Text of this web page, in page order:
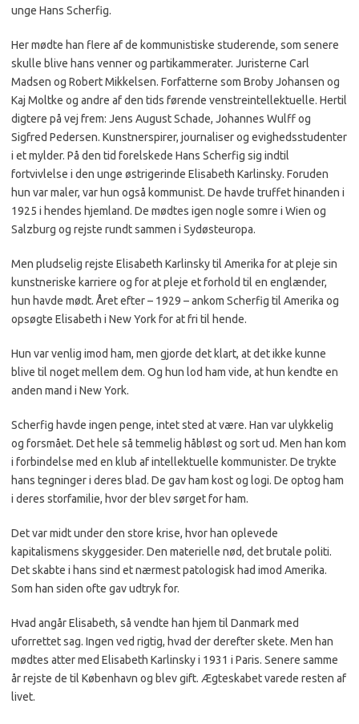
unge Hans Scherfig.
Her mødte han flere af de kommunistiske studerende, som senere
skulle blive hans venner og partikammerater. Juristerne Carl
Madsen og Robert Mikkelsen. Forfatterne som Broby Johansen og
Kaj Moltke og andre af den tids førende venstreintellektuelle. Hertil
digtere på vej frem: Jens August Schade, Johannes Wulff og
Sigfred Pedersen. Kunstnerspirer, journaliser og evighedsstudenter
i et mylder. På den tid forelskede Hans Scherfig sig indtil
fortvivlelse i den unge østrigerinde Elisabeth Karlinsky. Foruden
hun var maler, var hun også kommunist. De havde truffet hinanden i
1925 i hendes hjemland. De mødtes igen nogle somre i Wien og
Salzburg og rejste rundt sammen i Sydøsteuropa.
Men pludselig rejste Elisabeth Karlinsky til Amerika for at pleje sin
kunstneriske karriere og for at pleje et forhold til en englænder,
hun havde mødt. Året efter – 1929 – ankom Scherfig til Amerika og
opsøgte Elisabeth i New York for at fri til hende.
Hun var venlig imod ham, men gjorde det klart, at det ikke kunne
blive til noget mellem dem. Og hun lod ham vide, at hun kendte en
anden mand i New York.
Scherfig havde ingen penge, intet sted at være. Han var ulykkelig
og forsmået. Det hele så temmelig håbløst og sort ud. Men han kom
i forbindelse med en klub af intellektuelle kommunister. De trykte
hans tegninger i deres blad. De gav ham kost og logi. De optog ham
i deres storfamilie, hvor der blev sørget for ham.
Det var midt under den store krise, hvor han oplevede
kapitalismens skyggesider. Den materielle nød, det brutale politi.
Det skabte i hans sind et nærmest patologisk had imod Amerika.
Som han siden ofte gav udtryk for.
Hvad angår Elisabeth, så vendte han hjem til Danmark med
uforrettet sag. Ingen ved rigtig, hvad der derefter skete. Men han
mødtes atter med Elisabeth Karlinsky i 1931 i Paris. Senere samme
år rejste de til København og blev gift. Ægteskabet varede resten af
livet.